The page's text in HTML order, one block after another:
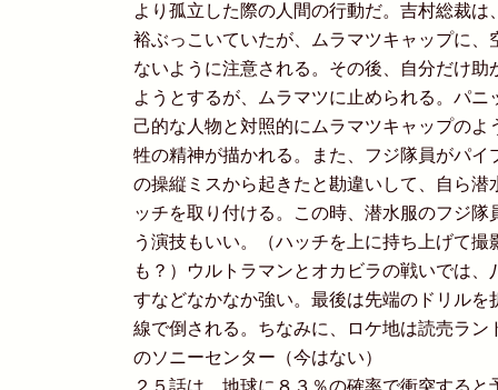
より孤立した際の人間の行動だ。吉村総裁は
裕ぶっこいていたが、ムラマツキャップに、
ないように注意される。その後、自分だけ助
ようとするが、ムラマツに止められる。パニ
己的な人物と対照的にムラマツキャップのよ
牲の精神が描かれる。また、フジ隊員がパイ
の操縦ミスから起きたと勘違いして、自ら潜
ッチを取り付ける。この時、潜水服のフジ隊
う演技もいい。（ハッチを上に持ち上げて撮
も？）ウルトラマンとオカビラの戦いでは、
すなどなかなか強い。最後は先端のドリルを
線で倒される。ちなみに、ロケ地は読売ラン
のソニーセンター（今はない）
２５話は、地球に８３％の確率で衝突すると